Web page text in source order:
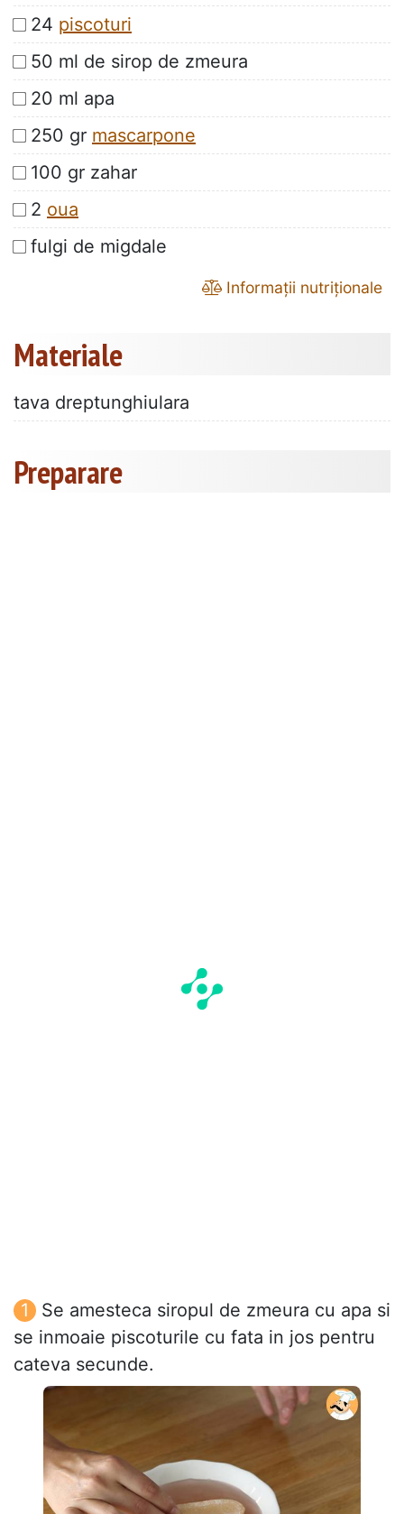
24 piscoturi
50 ml de sirop de zmeura
20 ml apa
250 gr mascarpone
100 gr zahar
2 oua
fulgi de migdale
Informații nutriționale
Materiale
tava dreptunghiulara
Preparare
Se amesteca siropul de zmeura cu apa si
se inmoaie piscoturile cu fata in jos pentru
cateva secunde.